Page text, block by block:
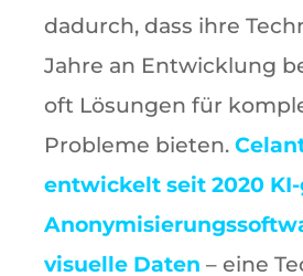
dadurch, dass ihre
Jahre an Entwicklung
oft Lösungen für
Probleme bieten.
entwickelt seit 2020
visuelle Daten – eine